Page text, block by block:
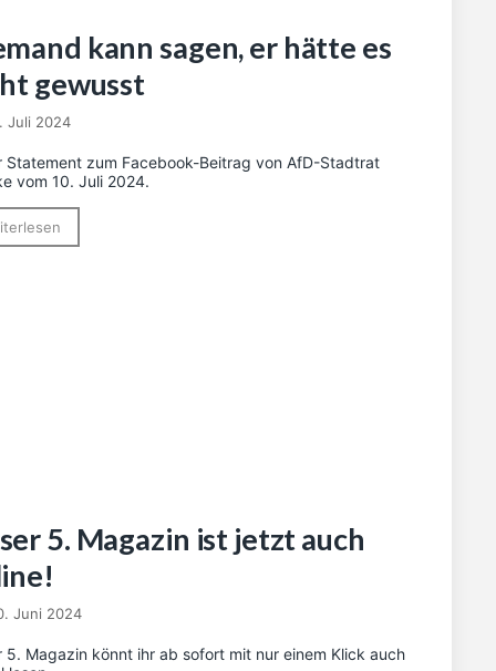
kann sagen, er hätte es
gewusst
Juli 2024
Statement zum Facebook-Beitrag von AfD-Stadtrat
vom 10. Juli 2024.
5. Magazin ist jetzt auch
Juni 2024
5. Magazin könnt ihr ab sofort mit nur einem Klick auch